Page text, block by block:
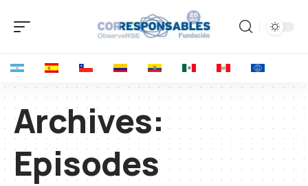
Archives:
Episodes